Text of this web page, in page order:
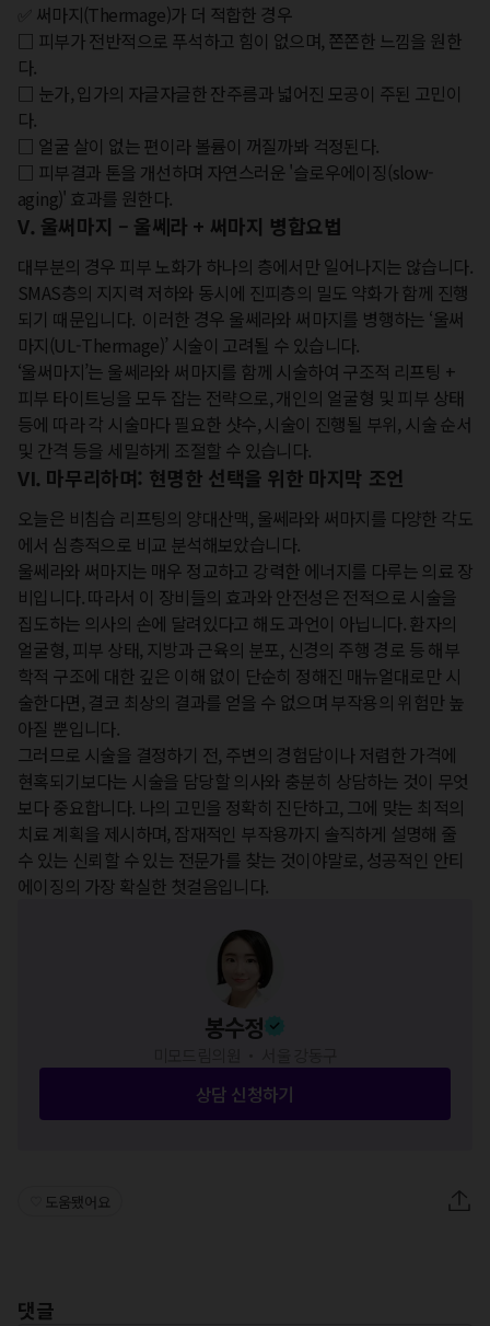
✅ 써마지(Thermage)가 더 적합한 경우
□ 피부가 전반적으로 푸석하고 힘이 없으며, 쫀쫀한 느낌을 원한
다.
□ 눈가, 입가의 자글자글한 잔주름과 넓어진 모공이 주된 고민이
다.
□ 얼굴 살이 없는 편이라 볼륨이 꺼질까봐 걱정된다.
□ 피부결과 톤을 개선하며 자연스러운 '슬로우에이징(slow-
aging)' 효과를 원한다.
V. 울써마지 – 울쎄라 + 써마지 병합요법
대부분의 경우 피부 노화가 하나의 층에서만 일어나지는 않습니다.
SMAS층의 지지력 저하와 동시에 진피층의 밀도 약화가 함께 진행
되기 때문입니다.  이러한 경우 울쎄라와 써마지를 병행하는 ‘울써
마지(UL-Thermage)’ 시술이 고려될 수 있습니다.
‘울써마지’는 울쎄라와 써마지를 함께 시술하여 구조적 리프팅 +
피부 타이트닝을 모두 잡는 전략으로, 개인의 얼굴형 및 피부 상태
등에 따라 각 시술마다 필요한 샷수, 시술이 진행될 부위, 시술 순서
및 간격 등을 세밀하게 조절할 수 있습니다.
VI. 마무리하며: 현명한 선택을 위한 마지막 조언
오늘은 비침습 리프팅의 양대산맥, 울쎄라와 써마지를 다양한 각도
에서 심층적으로 비교 분석해보았습니다.
울쎄라와 써마지는 매우 정교하고 강력한 에너지를 다루는 의료 장
비입니다. 따라서 이 장비들의 효과와 안전성은 전적으로 시술을
집도하는 의사의 손에 달려있다고 해도 과언이 아닙니다. 환자의
얼굴형, 피부 상태, 지방과 근육의 분포, 신경의 주행 경로 등 해부
학적 구조에 대한 깊은 이해 없이 단순히 정해진 매뉴얼대로만 시
술한다면, 결코 최상의 결과를 얻을 수 없으며 부작용의 위험만 높
아질 뿐입니다.
그러므로 시술을 결정하기 전, 주변의 경험담이나 저렴한 가격에
현혹되기보다는 시술을 담당할 의사와 충분히 상담하는 것이 무엇
보다 중요합니다. 나의 고민을 정확히 진단하고, 그에 맞는 최적의
치료 계획을 제시하며, 잠재적인 부작용까지 솔직하게 설명해 줄
수 있는 신뢰할 수 있는 전문가를 찾는 것이야말로, 성공적인 안티
에이징의 가장 확실한 첫걸음입니다.
봉수정
상담 신청하기
도움됐어요
댓글